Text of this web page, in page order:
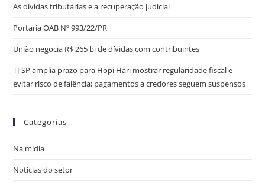
As dívidas tributárias e a recuperação judicial
Portaria OAB Nº 993/22/PR
União negocia R$ 265 bi de dívidas com contribuintes
TJ-SP amplia prazo para Hopi Hari mostrar regularidade fiscal e
evitar risco de falência; pagamentos a credores seguem suspensos
Categorias
Na mídia
Noticias do setor